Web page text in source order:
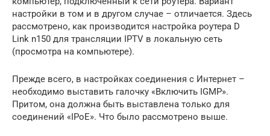
настройки в том и в другом случае – отличается. Здесь
рассмотрено, как производится настройка роутера D
Link n150 для трансляции IPTV в локальную сеть
(просмотра на компьютере).
Прежде всего, в настройках соединения с Интернет –
необходимо выставить галочку «Включить IGMP».
Притом, она должна быть выставлена только для
соединений «IPoE». Что было рассмотрено выше.